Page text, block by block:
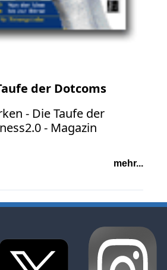
der Dotcoms
- Die Taufe der
- Magazin
mehr...